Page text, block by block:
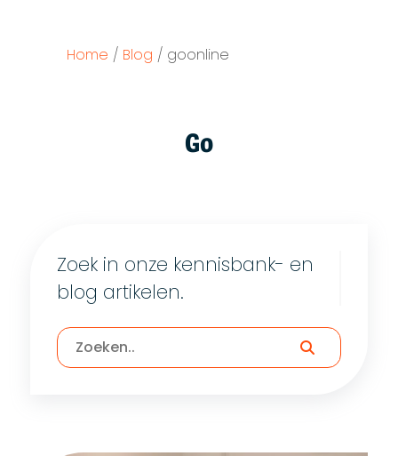
Home / Blog / goonline
Go
Zoek in onze kennisbank- en
blog artikelen.